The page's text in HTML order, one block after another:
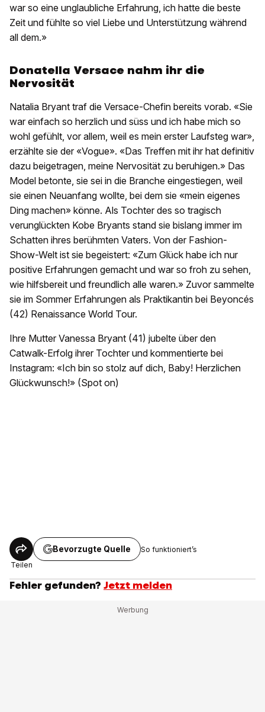
war so eine unglaubliche Erfahrung, ich hatte die beste
Zeit und fühlte so viel Liebe und Unterstützung während
all dem.»
Donatella Versace nahm ihr die
Nervosität
Natalia Bryant traf die Versace-Chefin bereits vorab. «Sie
war einfach so herzlich und süss und ich habe mich so
wohl gefühlt, vor allem, weil es mein erster Laufsteg war»,
erzählte sie der «Vogue». «Das Treffen mit ihr hat definitiv
dazu beigetragen, meine Nervosität zu beruhigen.» Das
Model betonte, sie sei in die Branche eingestiegen, weil
sie einen Neuanfang wollte, bei dem sie «mein eigenes
Ding machen» könne. Als Tochter des so tragisch
verunglückten Kobe Bryants stand sie bislang immer im
Schatten ihres berühmten Vaters. Von der Fashion-
Show-Welt ist sie begeistert: «Zum Glück habe ich nur
positive Erfahrungen gemacht und war so froh zu sehen,
wie hilfsbereit und freundlich alle waren.» Zuvor sammelte
sie im Sommer Erfahrungen als Praktikantin bei Beyoncés
(42) Renaissance World Tour.
Ihre Mutter Vanessa Bryant (41) jubelte über den
Catwalk-Erfolg ihrer Tochter und kommentierte bei
Instagram: «Ich bin so stolz auf dich, Baby! Herzlichen
Glückwunsch!» (Spot on)
Teilen
Bevorzugte Quelle So funktioniert’s
Fehler gefunden? Jetzt melden